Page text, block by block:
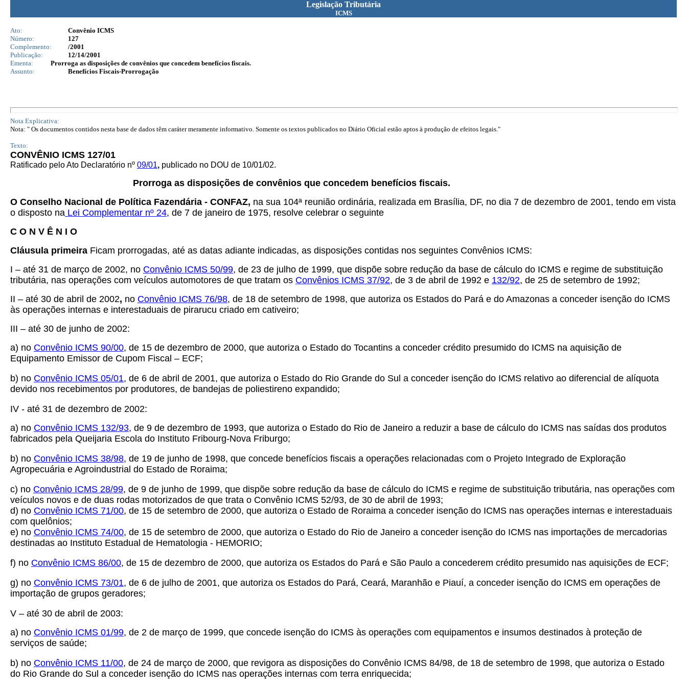
Legislação Tributária
ICMS
Ato:
Convênio ICMS
Número:
127
Complemento:
/2001
Publicação:
12/14/2001
Ementa:
Prorroga as disposições de convênios que concedem benefícios fiscais.
Assunto:
Benefícios Fiscais-Prorrogação
Nota Explicativa:
Nota: " Os documentos contidos nesta base de dados têm caráter meramente informativo. Somente os textos publicados no Diário Oficial estão aptos à produção de efeitos legais."
Texto:
CONVÊNIO ICMS 127/01
Ratificado pelo Ato Declaratório nº 09/01, publicado no DOU de 10/01/02.
Prorroga as disposições de convênios que concedem benefícios fiscais.
O Conselho Nacional de Política Fazendária - CONFAZ, na sua 104ª reunião ordinária, realizada em Brasília, DF, no dia 7 de dezembro de 2001, tendo em vista
o disposto na Lei Complementar nº 24, de 7 de janeiro de 1975, resolve celebrar o seguinte
C O N V Ê N I O
Cláusula primeira Ficam prorrogadas, até as datas adiante indicadas, as disposições contidas nos seguintes Convênios ICMS:
I – até 31 de março de 2002, no Convênio ICMS 50/99, de 23 de julho de 1999, que dispõe sobre redução da base de cálculo do ICMS e regime de substituição
tributária, nas operações com veículos automotores de que tratam os Convênios ICMS 37/92, de 3 de abril de 1992 e 132/92, de 25 de setembro de 1992;
II – até 30 de abril de 2002, no Convênio ICMS 76/98, de 18 de setembro de 1998, que autoriza os Estados do Pará e do Amazonas a conceder isenção do ICMS
às operações internas e interestaduais de pirarucu criado em cativeiro;
III – até 30 de junho de 2002:
a) no Convênio ICMS 90/00, de 15 de dezembro de 2000, que autoriza o Estado do Tocantins a conceder crédito presumido do ICMS na aquisição de
Equipamento Emissor de Cupom Fiscal – ECF;
b) no Convênio ICMS 05/01, de 6 de abril de 2001, que autoriza o Estado do Rio Grande do Sul a conceder isenção do ICMS relativo ao diferencial de alíquota
devido nos recebimentos por produtores, de bandejas de poliestireno expandido;
IV - até 31 de dezembro de 2002:
a) no Convênio ICMS 132/93, de 9 de dezembro de 1993, que autoriza o Estado do Rio de Janeiro a reduzir a base de cálculo do ICMS nas saídas dos produtos
fabricados pela Queijaria Escola do Instituto Fribourg-Nova Friburgo;
b) no Convênio ICMS 38/98, de 19 de junho de 1998, que concede benefícios fiscais a operações relacionadas com o Projeto Integrado de Exploração
Agropecuária e Agroindustrial do Estado de Roraima;
c) no Convênio ICMS 28/99, de 9 de junho de 1999, que dispõe sobre redução da base de cálculo do ICMS e regime de substituição tributária, nas operações com
veículos novos e de duas rodas motorizados de que trata o Convênio ICMS 52/93, de 30 de abril de 1993;
d) no Convênio ICMS 71/00, de 15 de setembro de 2000, que autoriza o Estado de Roraima a conceder isenção do ICMS nas operações internas e interestaduais
com quelônios;
e) no Convênio ICMS 74/00, de 15 de setembro de 2000, que autoriza o Estado do Rio de Janeiro a conceder isenção do ICMS nas importações de mercadorias
destinadas ao Instituto Estadual de Hematologia - HEMORIO;
f) no Convênio ICMS 86/00, de 15 de dezembro de 2000, que autoriza os Estados do Pará e São Paulo a concederem crédito presumido nas aquisições de ECF;
g) no Convênio ICMS 73/01, de 6 de julho de 2001, que autoriza os Estados do Pará, Ceará, Maranhão e Piauí, a conceder isenção do ICMS em operações de
importação de grupos geradores;
V – até 30 de abril de 2003:
a) no Convênio ICMS 01/99, de 2 de março de 1999, que concede isenção do ICMS às operações com equipamentos e insumos destinados à proteção de
serviços de saúde;
b) no Convênio ICMS 11/00, de 24 de março de 2000, que revigora as disposições do Convênio ICMS 84/98, de 18 de setembro de 1998, que autoriza o Estado
do Rio Grande do Sul a conceder isenção do ICMS nas operações internas com terra enriquecida;